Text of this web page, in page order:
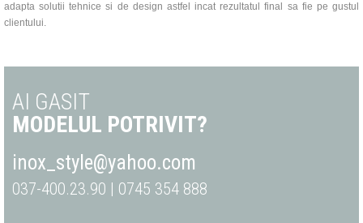
adapta solutii tehnice si de design astfel incat rezultatul final sa fie pe gustul
clientului.
AI GASIT
MODELUL POTRIVIT?
inox_style@yahoo.com
037-400.23.90 | 0745 354 888